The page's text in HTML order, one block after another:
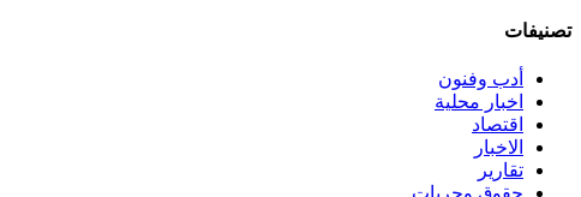
تصنيفات
أدب وفنون
اخبار محلية
اقتصاد
الاخبار
تقارير